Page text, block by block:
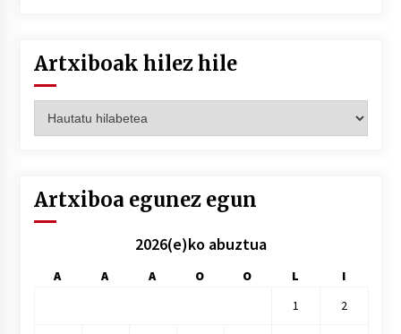
Artxiboak hilez hile
hilez
Artxiboa egunez egun
2026(e)ko abuztua
A A A O O L
I
1
2